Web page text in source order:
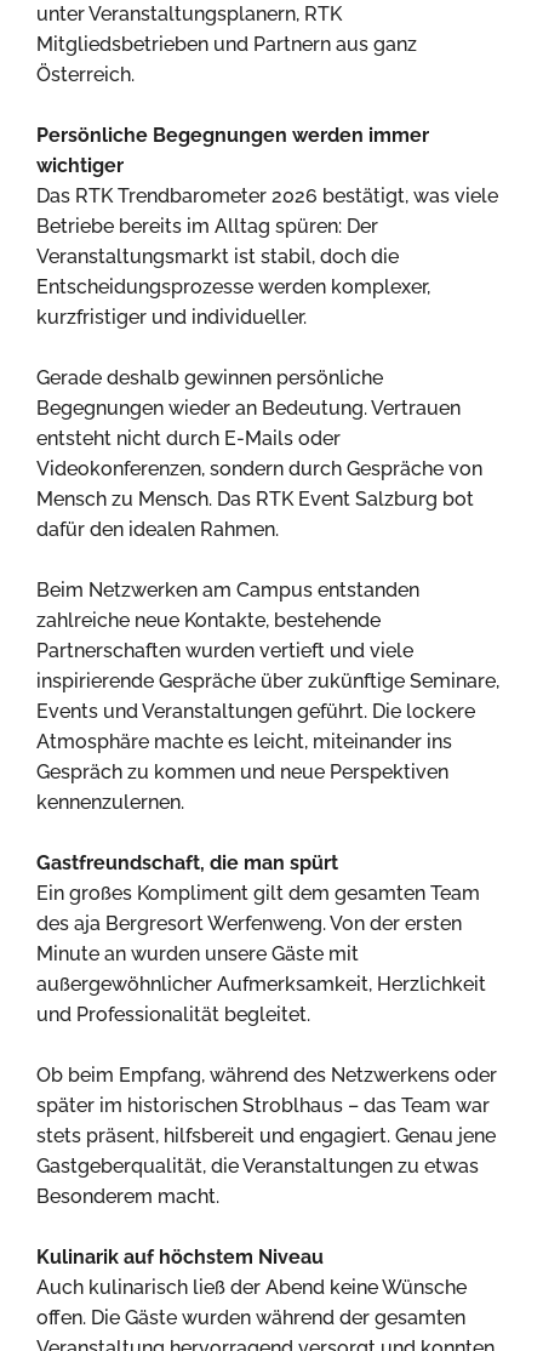
unter Veranstaltungsplanern, RTK
Mitgliedsbetrieben und Partnern aus ganz
Österreich.
Persönliche Begegnungen werden immer
wichtiger
Das RTK Trendbarometer 2026 bestätigt, was viele
Betriebe bereits im Alltag spüren: Der
Veranstaltungsmarkt ist stabil, doch die
Entscheidungsprozesse werden komplexer,
kurzfristiger und individueller.
Gerade deshalb gewinnen persönliche
Begegnungen wieder an Bedeutung. Vertrauen
entsteht nicht durch E-Mails oder
Videokonferenzen, sondern durch Gespräche von
Mensch zu Mensch. Das RTK Event Salzburg bot
dafür den idealen Rahmen.
Beim Netzwerken am Campus entstanden
zahlreiche neue Kontakte, bestehende
Partnerschaften wurden vertieft und viele
inspirierende Gespräche über zukünftige Seminare,
Events und Veranstaltungen geführt. Die lockere
Atmosphäre machte es leicht, miteinander ins
Gespräch zu kommen und neue Perspektiven
kennenzulernen.
Gastfreundschaft, die man spürt
Ein großes Kompliment gilt dem gesamten Team
des aja Bergresort Werfenweng. Von der ersten
Minute an wurden unsere Gäste mit
außergewöhnlicher Aufmerksamkeit, Herzlichkeit
und Professionalität begleitet.
Ob beim Empfang, während des Netzwerkens oder
später im historischen Stroblhaus – das Team war
stets präsent, hilfsbereit und engagiert. Genau jene
Gastgeberqualität, die Veranstaltungen zu etwas
Besonderem macht.
Kulinarik auf höchstem Niveau
Auch kulinarisch ließ der Abend keine Wünsche
offen. Die Gäste wurden während der gesamten